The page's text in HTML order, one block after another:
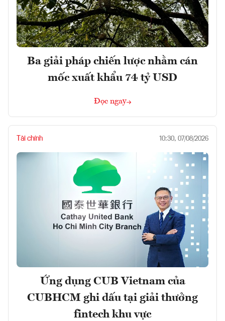
Ba giải pháp chiến lược nhằm cán
mốc xuất khẩu 74 tỷ USD
Đọc ngay
Tài chính 10:30, 07/08/2026
Ứng dụng CUB Vietnam của
CUBHCM ghi dấu tại giải thưởng
fintech khu vực